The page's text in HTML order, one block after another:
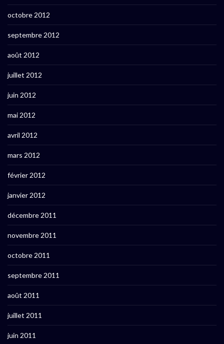
octobre 2012
septembre 2012
août 2012
juillet 2012
juin 2012
mai 2012
avril 2012
mars 2012
février 2012
janvier 2012
décembre 2011
novembre 2011
octobre 2011
septembre 2011
août 2011
juillet 2011
juin 2011